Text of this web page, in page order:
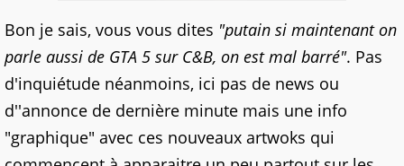
Bon je sais, vous vous dites "putain si maintenant on
parle aussi de GTA 5 sur C&B, on est mal barré". Pas
d'inquiétude néanmoins, ici pas de news ou
d''annonce de dernière minute mais une info
"graphique" avec ces nouveaux artwoks qui